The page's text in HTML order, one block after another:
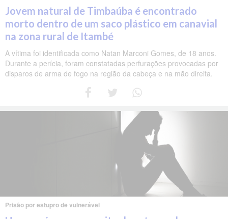
Jovem natural de Timbaúba é encontrado
morto dentro de um saco plástico em canavial
na zona rural de Itambé
A vítima foi identificada como Natan Marconi Gomes, de 18 anos.
Durante a perícia, foram constatadas perfurações provocadas por
disparos de arma de fogo na região da cabeça e na mão direita.
Prisão por estupro de vulnerável